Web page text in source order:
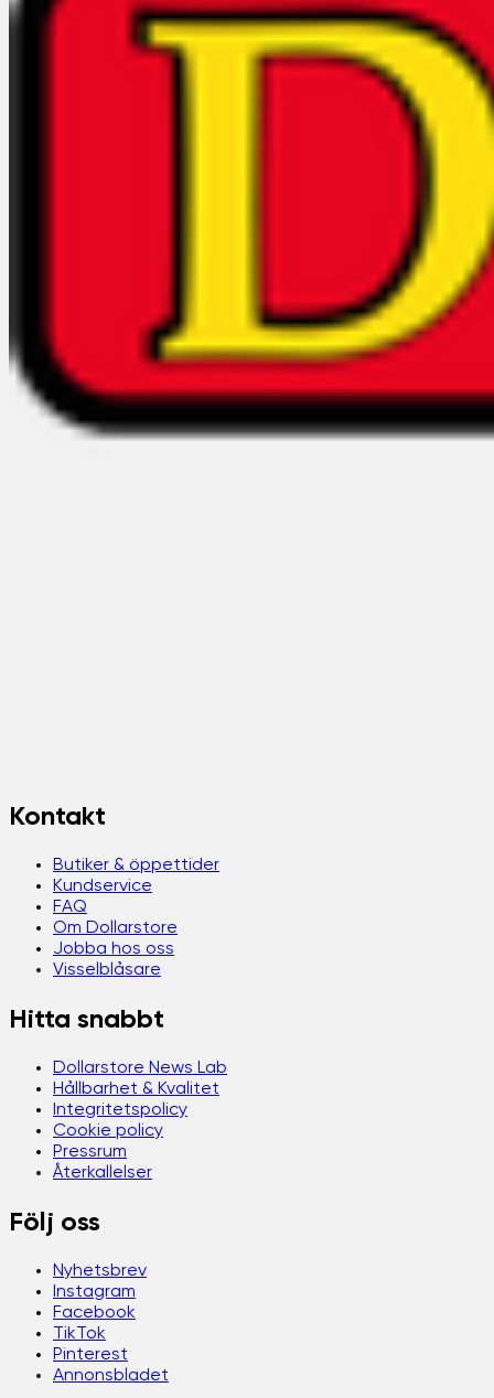
Kontakt
Butiker & öppettider
Kundservice
FAQ
Om Dollarstore
Jobba hos oss
Visselblåsare
Hitta snabbt
Dollarstore News Lab
Hållbarhet & Kvalitet
Integritetspolicy
Cookie policy
Pressrum
Återkallelser
Följ oss
Nyhetsbrev
Instagram
Facebook
TikTok
Pinterest
Annonsbladet